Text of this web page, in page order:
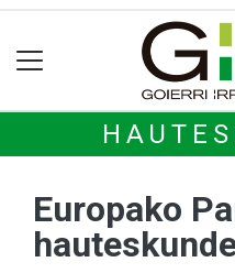
Europako